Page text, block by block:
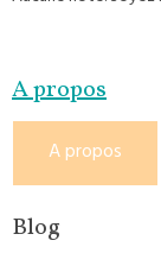
A propos
A propos
Blog